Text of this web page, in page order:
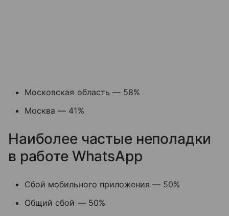
Московская область — 58%
Москва — 41%
Наиболее частые неполадки
в работе WhatsApp
Сбой мобильного приложения — 50%
Общий сбой — 50%